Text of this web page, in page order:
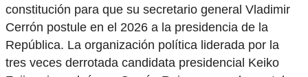
constitución para que su secretario general Vladimir
Cerrón postule en el 2026 a la presidencia de la
República. La organización política liderada por la
tres veces derrotada candidata presidencial Keiko